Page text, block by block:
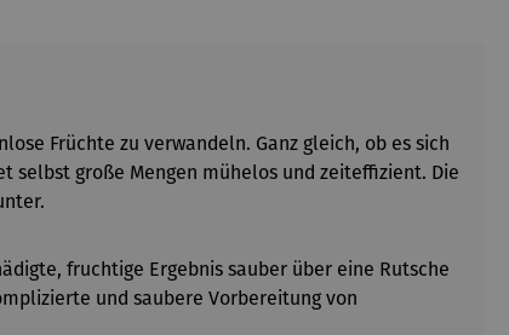
Früchte zu verwandeln. Ganz gleich, ob es sich
selbst große Mengen mühelos und zeiteffizient. Die
fruchtige Ergebnis sauber über eine Rutsche
und saubere Vorbereitung von